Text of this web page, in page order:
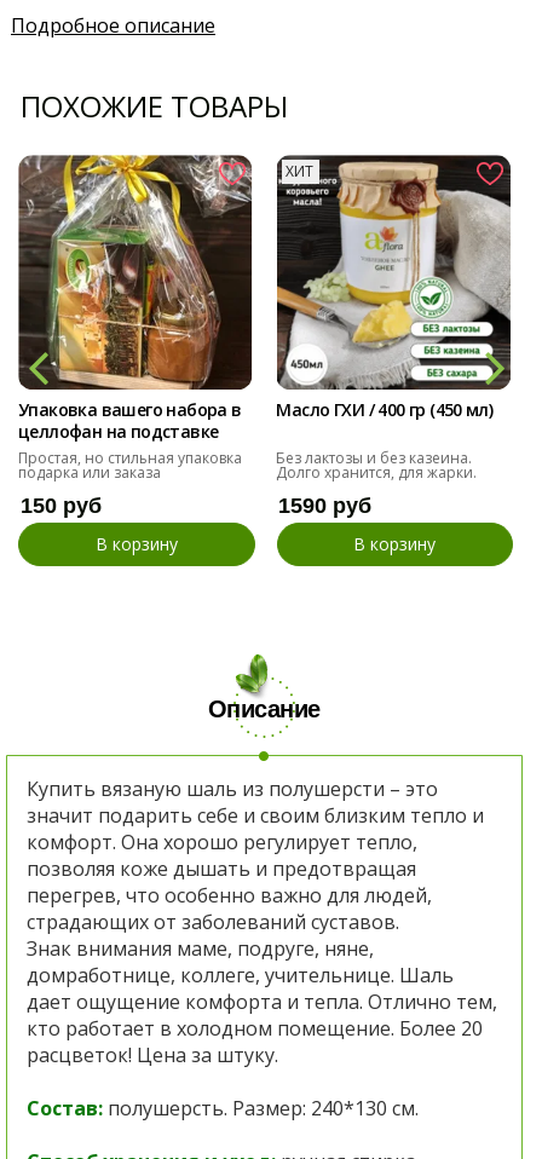
Подробное описание
ПОХОЖИЕ ТОВАРЫ
Упаковка вашего набора в
целлофан на подставке
Простая, но стильная упаковка
подарка или заказа
150 руб
В корзину
ХИТ
Масло ГХИ / 400 гр (450 мл)
Без лактозы и без казеина.
Долго хранится, для жарки.
1590 руб
В корзину
Описание
Купить вязаную шаль из полушерсти – это
значит подарить себе и своим близким тепло и
комфорт. Она хорошо регулирует тепло,
позволяя коже дышать и предотвращая
перегрев, что особенно важно для людей,
страдающих от заболеваний суставов.
Знак внимания маме, подруге, няне,
домработнице, коллеге, учительнице. Шаль
дает ощущение комфорта и тепла. Отлично тем,
кто работает в холодном помещение. Более 20
расцветок! Цена за штуку.
Состав: полушерсть. Размер: 240*130 см.